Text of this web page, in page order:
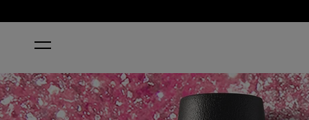
ACCUEIL PIXEL DUST